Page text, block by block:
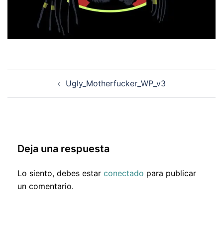
Ugly_Motherfucker_WP_v3
Deja una respuesta
Lo siento, debes estar conectado para publicar
un comentario.